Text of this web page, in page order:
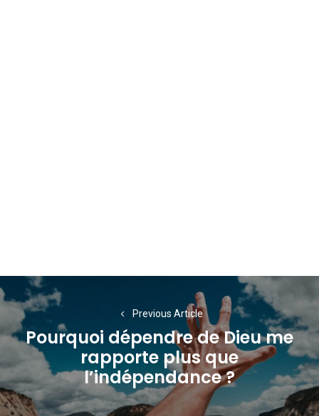
Navigation
de
l’article
Previous Article
Previous
post:
Pourquoi dépendre de Dieu me
rapporte plus que
l’indépendance ?